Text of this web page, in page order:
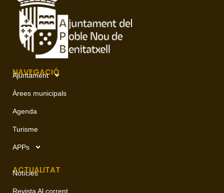
NAVEGACIÓ
Ajuntament
Àrees municipals
Agenda
Turisme
APPs
ACTUALITAT
Notícies
Revista Al corrent